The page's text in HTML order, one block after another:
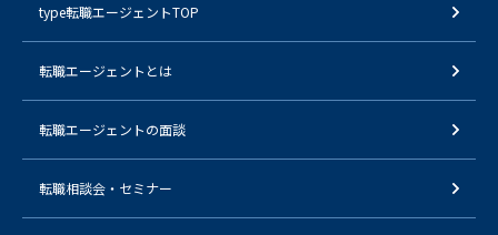
type転職エージェントTOP
転職エージェントとは
転職エージェントの面談
転職相談会・セミナー